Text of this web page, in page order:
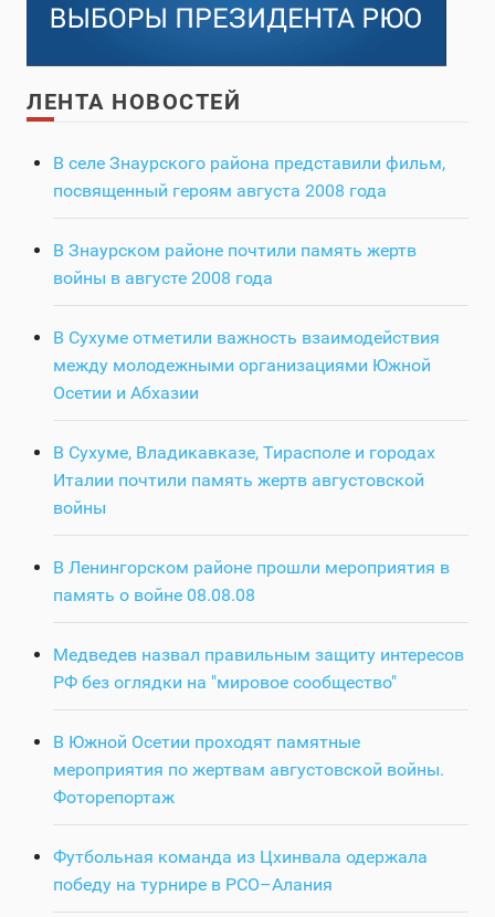
ЛЕНТА НОВОСТЕЙ
В селе Знаурского района представили фильм,
посвященный героям августа 2008 года
В Знаурском районе почтили память жертв
войны в августе 2008 года
В Сухуме отметили важность взаимодействия
между молодежными организациями Южной
Осетии и Абхазии
В Сухуме, Владикавказе, Тирасполе и городах
Италии почтили память жертв августовской
войны
В Ленингорском районе прошли мероприятия в
память о войне 08.08.08
Медведев назвал правильным защиту интересов
РФ без оглядки на "мировое сообщество"
В Южной Осетии проходят памятные
мероприятия по жертвам августовской войны.
Фоторепортаж
Футбольная команда из Цхинвала одержала
победу на турнире в РСО–Алания